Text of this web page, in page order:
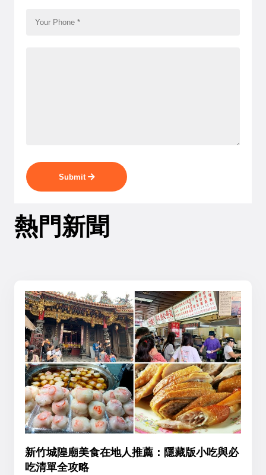
Submit
熱門新聞
新竹城隍廟美食在地人推薦：隱藏版小吃與必
吃清單全攻略